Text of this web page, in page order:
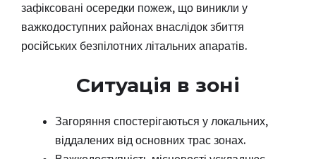
зафіксовані осередки пожеж, що виникли у
важкодоступних районах внаслідок збиття
російських безпілотних літальних апаратів.
Ситуація в зоні
Загоряння спостерігаються у локальних,
віддалених від основних трас зонах.